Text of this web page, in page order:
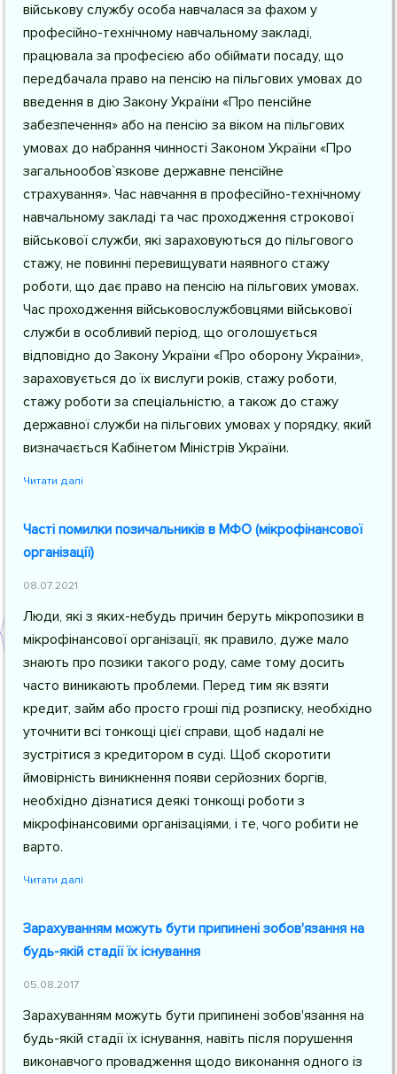
військову службу особа навчалася за фахом у
професійно-технічному навчальному закладі,
працювала за професією або обіймати посаду, що
передбачала право на пенсію на пільгових умовах до
введення в дію Закону України «Про пенсійне
забезпечення» або на пенсію за віком на пільгових
умовах до набрання чинності Законом України «Про
загальнообов`язкове державне пенсійне
страхування». Час навчання в професійно-технічному
навчальному закладі та час проходження строкової
військової служби, які зараховуються до пільгового
стажу, не повинні перевищувати наявного стажу
роботи, що дає право на пенсію на пільгових умовах.
Час проходження військовослужбовцями військової
служби в особливий період, що оголошується
відповідно до Закону України «Про оборону України»,
зараховується до їх вислуги років, стажу роботи,
стажу роботи за спеціальністю, а також до стажу
державної служби на пільгових умовах у порядку, який
визначається Кабінетом Міністрів України.
Читати далі
Часті помилки позичальників в МФО (мікрофінансової
організації)
08.07.2021
Люди, які з яких-небудь причин беруть мікропозики в
мікрофінансової організації, як правило, дуже мало
знають про позики такого роду, саме тому досить
часто виникають проблеми. Перед тим як взяти
кредит, займ або просто гроші під розписку, необхідно
уточнити всі тонкощі цієї справи, щоб надалі не
зустрітися з кредитором в суді. Щоб скоротити
ймовірність виникнення появи серйозних боргів,
необхідно дізнатися деякі тонкощі роботи з
мікрофінансовими організаціями, і те, чого робити не
варто.
Читати далі
Зарахуванням можуть бути припинені зобов'язання на
будь-якій стадії їх існування
05.08.2017
Зарахуванням можуть бути припинені зобов'язання на
будь-якій стадії їх існування, навіть після порушення
виконавчого провадження щодо виконання одного із